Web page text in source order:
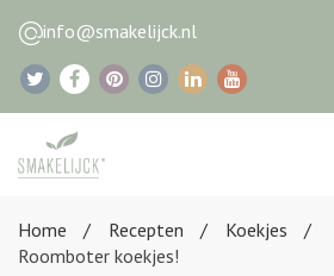
info@smakelijck.nl
Home
Recepten
Koekjes
Roomboter koekjes!